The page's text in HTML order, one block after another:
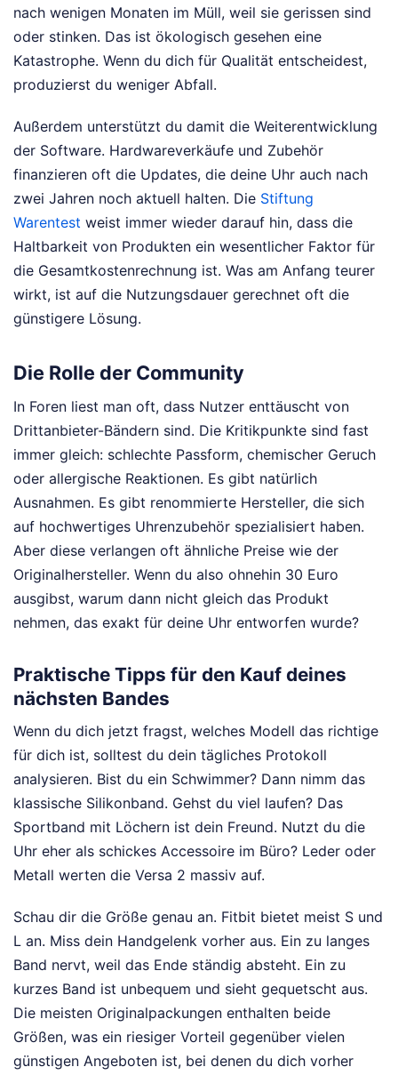
nach wenigen Monaten im Müll, weil sie gerissen sind
oder stinken. Das ist ökologisch gesehen eine
Katastrophe. Wenn du dich für Qualität entscheidest,
produzierst du weniger Abfall.
Außerdem unterstützt du damit die Weiterentwicklung
der Software. Hardwareverkäufe und Zubehör
finanzieren oft die Updates, die deine Uhr auch nach
zwei Jahren noch aktuell halten. Die Stiftung
Warentest weist immer wieder darauf hin, dass die
Haltbarkeit von Produkten ein wesentlicher Faktor für
die Gesamtkostenrechnung ist. Was am Anfang teurer
wirkt, ist auf die Nutzungsdauer gerechnet oft die
günstigere Lösung.
Die Rolle der Community
In Foren liest man oft, dass Nutzer enttäuscht von
Drittanbieter-Bändern sind. Die Kritikpunkte sind fast
immer gleich: schlechte Passform, chemischer Geruch
oder allergische Reaktionen. Es gibt natürlich
Ausnahmen. Es gibt renommierte Hersteller, die sich
auf hochwertiges Uhrenzubehör spezialisiert haben.
Aber diese verlangen oft ähnliche Preise wie der
Originalhersteller. Wenn du also ohnehin 30 Euro
ausgibst, warum dann nicht gleich das Produkt
nehmen, das exakt für deine Uhr entworfen wurde?
Praktische Tipps für den Kauf deines
nächsten Bandes
Wenn du dich jetzt fragst, welches Modell das richtige
für dich ist, solltest du dein tägliches Protokoll
analysieren. Bist du ein Schwimmer? Dann nimm das
klassische Silikonband. Gehst du viel laufen? Das
Sportband mit Löchern ist dein Freund. Nutzt du die
Uhr eher als schickes Accessoire im Büro? Leder oder
Metall werten die Versa 2 massiv auf.
Schau dir die Größe genau an. Fitbit bietet meist S und
L an. Miss dein Handgelenk vorher aus. Ein zu langes
Band nervt, weil das Ende ständig absteht. Ein zu
kurzes Band ist unbequem und sieht gequetscht aus.
Die meisten Originalpackungen enthalten beide
Größen, was ein riesiger Vorteil gegenüber vielen
günstigen Angeboten ist, bei denen du dich vorher